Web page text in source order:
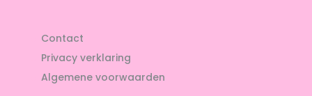
Contact
Privacy verklaring
Algemene voorwaarden